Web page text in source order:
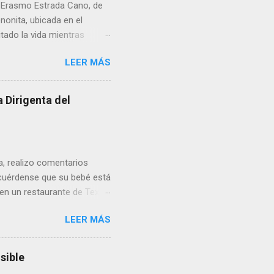
Estrada Cano, de
ubicada en el
la vida mientras
presidente del Club
LEER MÁS
Dirigenta del
realizo comentarios
que su bebé está
un restaurante de Texas
lo mejor en el IMSS?,
o algo?, yo creo que
así de que, 'por
LEER MÁS